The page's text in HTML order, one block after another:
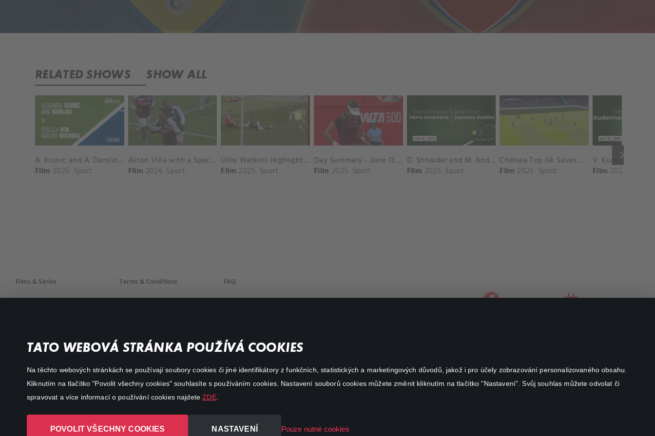
TATO WEBOVÁ STRÁNKA POUŽÍVÁ COOKIES
Na těchto webových stránkách se používají soubory cookies či jiné identifikátory z funkčních, statistických a marketingových důvodů, jakož i pro účely zobrazování personalizovaného obsahu.
Kliknutím na tlačítko "Povolit všechny cookies" souhlasíte s používáním cookies. Nastavení souborů cookies můžete změnit kliknutím na tlačítko "Nastavení". Svůj souhlas můžete odvolat či
spravovat a více informací o používání cookies najdeteZDE.
POVOLIT VŠECHNY COOKIES NASTAVENÍ Pouze nutné cookies
RELATED SHOWS SHOW ALL
keyboard_arrow_right
A. Krunic and A. Danilina vs. P. Hon and K. Muchova Match Highlights - BEIJING_Capital Group Diamond ( October 02, 2025)
Film 2025 Sport
Aston Villa with a Spectacular Goal vs. Nottingham Forest
Film 2026 Sport
Ollie Watkins Highlights vs. Southampton
Film 2025 Sport
Day Summary - June 13, 2025
Film 2025 Sport
D. Shnaider and M. Andreeva vs. S. Errani and J. Paolini Match Highlights - ROME_Campo Centrale ( May 16, 2025)
Film 2025 Sport
Chelsea Top Gk Saves vs. Crystal Palace
Film 2025 Sport Film 2025
Films & Series
Action
Terms & Conditions FAQ
facebookinstagram
Canal+ Luxembourg S. à r.l. se sídlem Rue Albert Borschette 4,